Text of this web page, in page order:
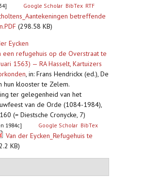
Google Scholar BibTex RTF
betreffende
(298.58 KB)
Eycken
een refugehuis op de Overstraat te
1563) — RA Hasselt, Kartuizers
, in: Frans Hendrickx (ed.), De
hun klooster te Zelem.
ter gelegenheid van het
van de Orde (1084-1984),
(= Diestsche Cronycke, 7)
1984c] Google Scholar BibTex
Van der Eycken_Refugehuis te
KB)